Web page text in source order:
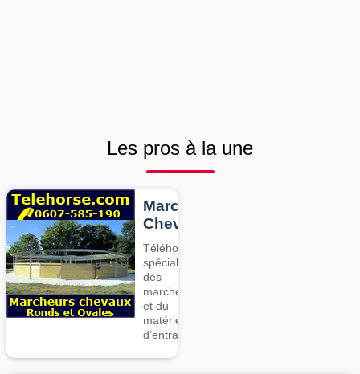
Les pros à la une
Marcheurs
Chevaux
Téléhorse,
spécialiste
des
marcheurs
et du
matériel
d’entrainement